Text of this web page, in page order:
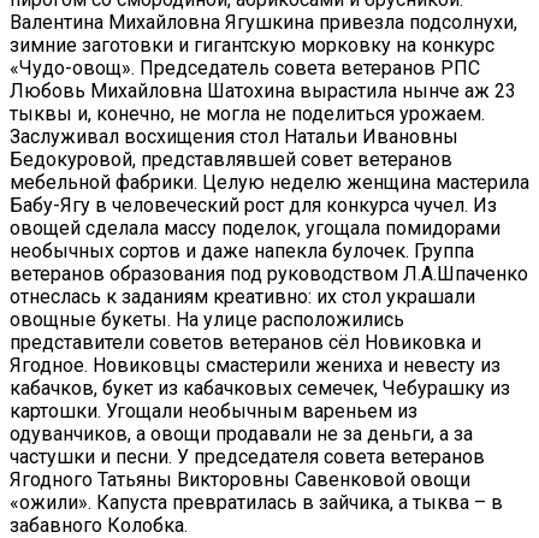
Валентина Михайловна Ягушкина привезла подсолнухи,
зимние заготовки и гигантскую морковку на конкурс
«Чудо-овощ». Председатель совета ветеранов РПС
Любовь Михайловна Шатохина вырастила нынче аж 23
тыквы и, конечно, не могла не поделиться урожаем.
Заслуживал восхищения стол Натальи Ивановны
Бедокуровой, представлявшей совет ветеранов
мебельной фабрики. Целую неделю женщина мастерила
Бабу-Ягу в человеческий рост для конкурса чучел. Из
овощей сделала массу поделок, угощала помидорами
необычных сортов и даже напекла булочек. Группа
ветеранов образования под руководством Л.А.Шпаченко
отнеслась к заданиям креативно: их стол украшали
овощные букеты. На улице расположились
представители советов ветеранов сёл Новиковка и
Ягодное. Новиковцы смастерили жениха и невесту из
кабачков, букет из кабачковых семечек, Чебурашку из
картошки. Угощали необычным вареньем из
одуванчиков, а овощи продавали не за деньги, а за
частушки и песни. У председателя совета ветеранов
Ягодного Татьяны Викторовны Савенковой овощи
«ожили». Капуста превратилась в зайчика, а тыква – в
забавного Колобка.